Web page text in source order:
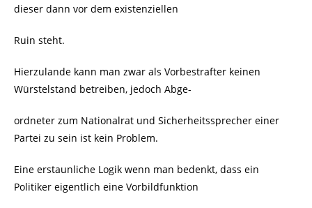
dieser dann vor dem existenziellen
Ruin steht.
Hierzulande kann man zwar als Vorbestrafter keinen
Würstelstand betreiben, jedoch Abge-
ordneter zum Nationalrat und Sicherheitssprecher einer
Partei zu sein ist kein Problem.
Eine erstaunliche Logik wenn man bedenkt, dass ein
Politiker eigentlich eine Vorbildfunktion